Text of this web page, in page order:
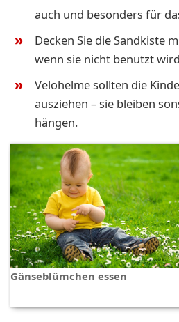
auch und besonders für
Decken Sie die Sandkiste
wenn sie nicht benutzt
Velohelme sollten die
ausziehen – sie bleiben
hängen.
Gänseblümchen essen